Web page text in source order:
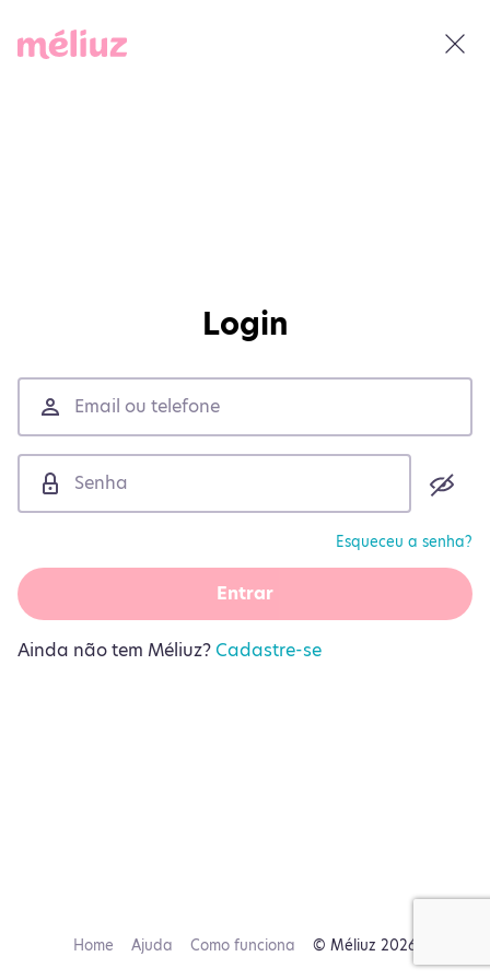
Login
Esqueceu a senha?
Entrar
Ainda não tem Méliuz? Cadastre-se
Home Ajuda Como funciona © Méliuz 2026